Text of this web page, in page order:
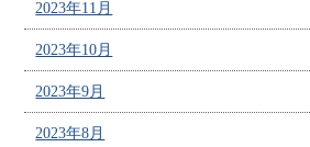
2023年11月
2023年10月
2023年9月
2023年8月